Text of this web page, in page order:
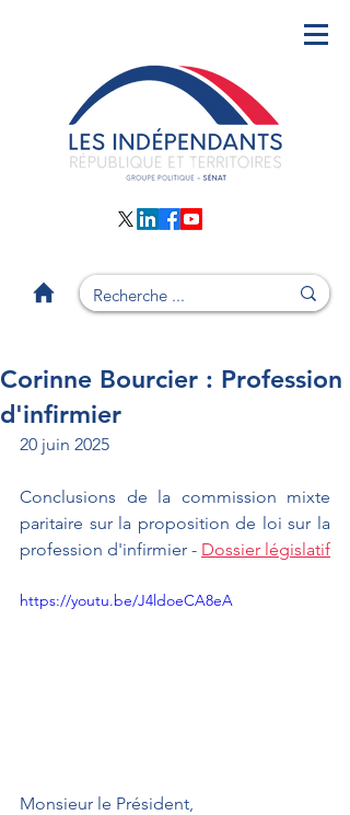
Corinne Bourcier : Profession
d'infirmier
20 juin 2025
Conclusions de la commission mixte
paritaire sur la proposition de loi sur la
profession d'infirmier - Dossier législatif
https://youtu.be/J4ldoeCA8eA
Monsieur le Président,